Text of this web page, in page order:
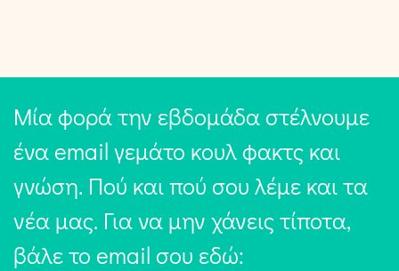
Μία φορά την εβδομάδα στέλνουμε
ένα email γεμάτο κουλ φακτς και
γνώση. Πού και πού σου λέμε και τα
νέα μας. Για να μην χάνεις τίποτα,
βάλε το email σου εδώ: